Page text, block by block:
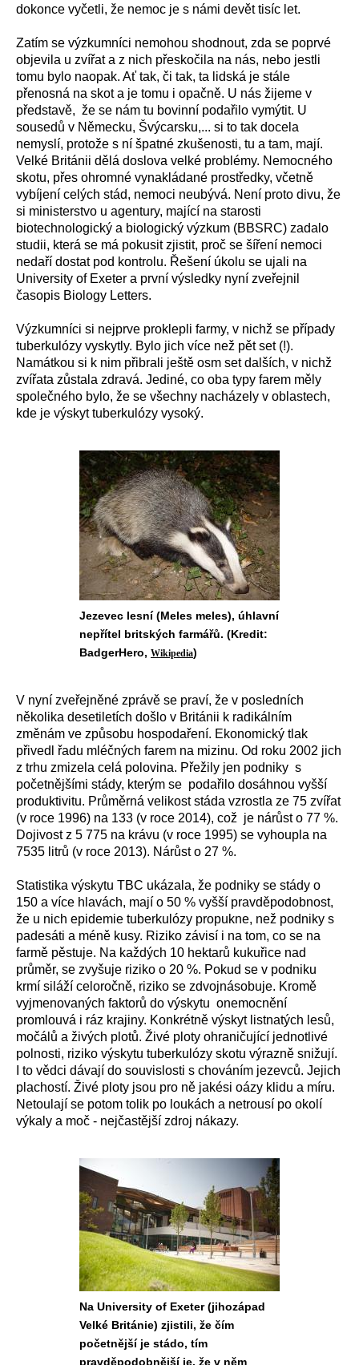
dokonce vyčetli, že nemoc je s námi devět tisíc let.
Zatím se výzkumníci nemohou shodnout, zda se poprvé
objevila u zvířat a z nich přeskočila na nás, nebo jestli
tomu bylo naopak. Ať tak, či tak, ta lidská je stále
přenosná na skot a je tomu i opačně. U nás žijeme v
představě, že se nám tu bovinní podařilo vymýtit. U
sousedů v Německu, Švýcarsku,... si to tak docela
nemyslí, protože s ní špatné zkušenosti, tu a tam, mají.
Velké Británii dělá doslova velké problémy. Nemocného
skotu, přes ohromné vynakládané prostředky, včetně
vybíjení celých stád, nemoci neubývá. Není proto divu, že
si ministerstvo u agentury, mající na starosti
biotechnologický a biologický výzkum (BBSRC) zadalo
studii, která se má pokusit zjistit, proč se šíření nemoci
nedaří dostat pod kontrolu. Řešení úkolu se ujali na
University of Exeter a první výsledky nyní zveřejnil
časopis Biology Letters.
Výzkumníci si nejprve proklepli farmy, v nichž se případy
tuberkulózy vyskytly. Bylo jich více než pět set (!).
Namátkou si k nim přibrali ještě osm set dalších, v nichž
zvířata zůstala zdravá. Jediné, co oba typy farem měly
společného bylo, že se všechny nacházely v oblastech,
kde je výskyt tuberkulózy vysoký.
Jezevec lesní (Meles meles), úhlavní
nepřítel britských farmářů. (Kredit:
BadgerHero, Wikipedia)
V nyní zveřejněné zprávě se praví, že v posledních
několika desetiletích došlo v Británii k radikálním
změnám ve způsobu hospodaření. Ekonomický tlak
přivedl řadu mléčných farem na mizinu. Od roku 2002 jich
z trhu zmizela celá polovina. Přežily jen podniky s
početnějšími stády, kterým se podařilo dosáhnou vyšší
produktivitu. Průměrná velikost stáda vzrostla ze 75 zvířat
(v roce 1996) na 133 (v roce 2014), což je nárůst o 77 %.
Dojivost z 5 775 na krávu (v roce 1995) se vyhoupla na
7535 litrů (v roce 2013). Nárůst o 27 %.
Statistika výskytu TBC ukázala, že podniky se stády o
150 a více hlavách, mají o 50 % vyšší pravděpodobnost,
že u nich epidemie tuberkulózy propukne, než podniky s
padesáti a méně kusy. Riziko závisí i na tom, co se na
farmě pěstuje. Na každých 10 hektarů kukuřice nad
průměr, se zvyšuje riziko o 20 %. Pokud se v podniku
krmí siláží celoročně, riziko se zdvojnásobuje. Kromě
vyjmenovaných faktorů do výskytu onemocnění
promlouvá i ráz krajiny. Konkrétně výskyt listnatých lesů,
močálů a živých plotů. Živé ploty ohraničující jednotlivé
polnosti, riziko výskytu tuberkulózy skotu výrazně snižují.
I to vědci dávají do souvislosti s chováním jezevců. Jejich
plachostí. Živé ploty jsou pro ně jakési oázy klidu a míru.
Netoulají se potom tolik po loukách a netrousí po okolí
výkaly a moč - nejčastější zdroj nákazy.
Na University of Exeter (jihozápad
Velké Británie) zjistili, že čím
početnější je stádo, tím
pravděpodobnější je, že v něm